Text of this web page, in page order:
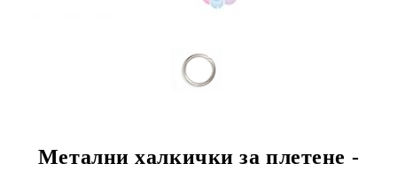
Метални халкички за плетене -